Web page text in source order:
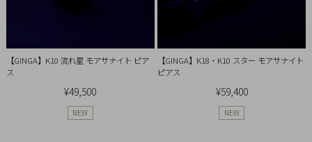
【GINGA】K10 流れ星 モアサナイト ピア
ス
¥49,500
NEW
【GINGA】K18・K10 スター モアサナイト
ピアス
¥59,400
NEW
SHOP
LIST